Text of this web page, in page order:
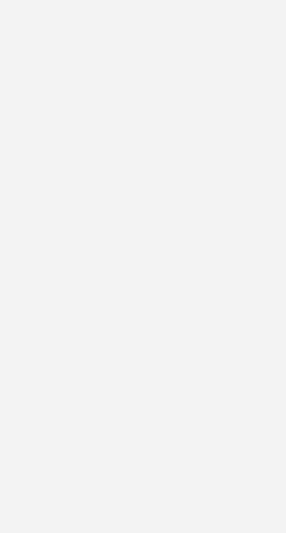
geförderten
einer Heizungs-